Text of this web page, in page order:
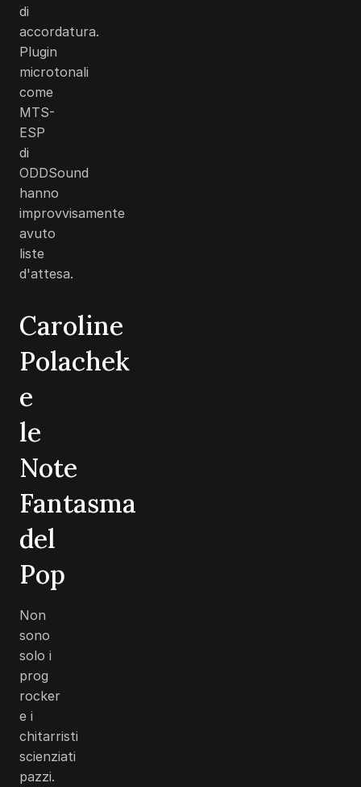
di
accordatura.
Plugin
microtonali
come
MTS-
ESP
di
ODDSound
hanno
improvvisamente
avuto
liste
d'attesa.
Caroline
Polachek
e
le
Note
Fantasma
del
Pop
Non
sono
solo i
prog
rocker
e i
chitarristi
scienziati
pazzi.